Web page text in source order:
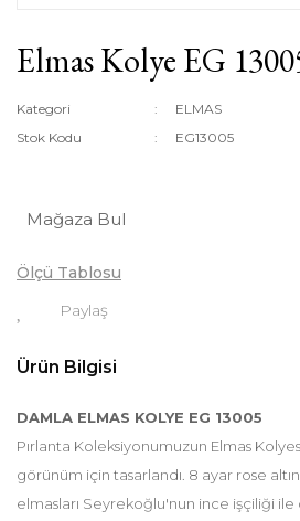
Elmas Kolye EG
Kategori
ELMAS
Stok Kodu
EG13005
Mağaza Bul
Ölçü Tablosu
Paylaş
Ürün Bilgisi
DAMLA ELMAS KOLYE EG 13005
Pırlanta Koleksiyonumuzun Elmas
görünüm için tasarlandı. 8 ayar rose
elmasları Seyrekoğlu'nun ince işçiliği